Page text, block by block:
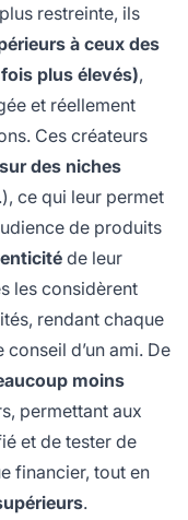
restreinte, ils
à ceux des
plus élevés),
et réellement
Ces créateurs
des niches
ce qui leur permet
de produits
de leur
les considèrent
rendant chaque
d’un ami. De
moins
permettant aux
et de tester de
financier, tout en
.